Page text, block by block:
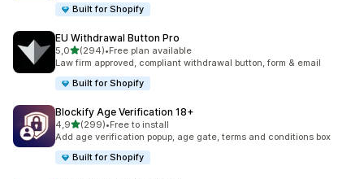
Built for Shopify
EU Withdrawal Button Pro
5,0stelle su 5
(294)
294 recensioni totali
•Free plan available
Law firm approved, compliant withdrawal button, form & email
Built for Shopify
Blockify Age Verification 18+
4,9stelle su 5
(299)
299 recensioni totali
•Free to install
Add age verification popup, age gate, terms and conditions box
Built for Shopify